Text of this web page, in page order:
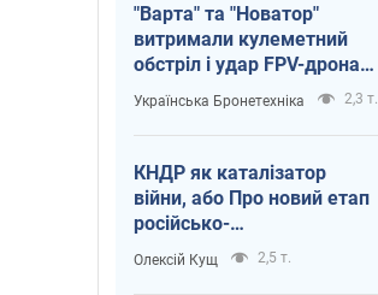
"Варта" та "Новатор"
витримали кулеметний
обстріл і удар FPV-дрона,
врятувавши життя
офіцеру ЗСУ
Українська Бронетехніка 2,3 т.
КНДР як каталізатор
війни, або Про новий етап
російсько-
північнокорейського
Олексій Кущ 2,5 т.